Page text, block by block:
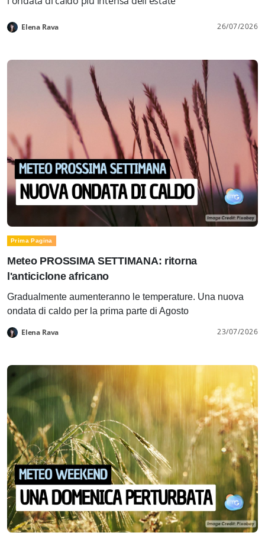
Elena Rava 26/07/2026
Prima Pagina
Meteo PROSSIMA SETTIMANA: ritorna
l'anticiclone africano
Gradualmente aumenteranno le temperature. Una nuova
ondata di caldo per la prima parte di Agosto
Elena Rava 23/07/2026